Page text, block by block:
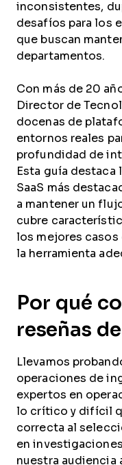
inconsistentes,
desafíos para los
que buscan
departamentos.
Con más de 20
Director de
docenas de
entornos reales
profundidad de
Esta guía
SaaS más
a mantener un
cubre
los mejores casos
la herramienta
Por qué
reseñas
Llevamos
operaciones de
expertos en
lo crítico y difícil
correcta al
en
nuestra audiencia